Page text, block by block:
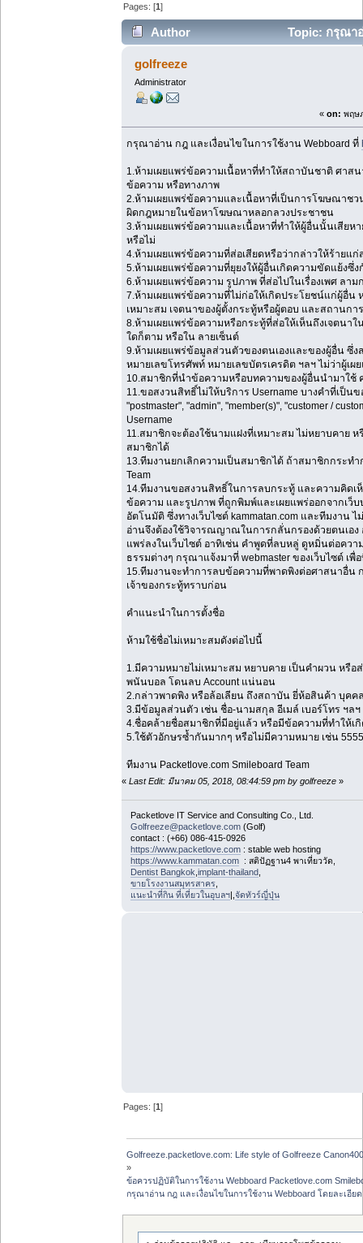
Pages: [1]
Author
Topic: กรุณา
(Read 106895 times)
golfreeze
Administrator
« on: พฤษ
กรุณาอ่าน กฎ และเงื่อนไขในการใช้งาน Webboard ที่
1.ห้ามเผยแพร่ข้อความเนื้อหาที่ทำให้สถาบันชาติ ศาส
ข้อความ หรือทางภาพ
2.ห้ามเผยแพร่ข้อความและเนื้อหาที่เป็นการโฆษณาช
ผิดกฎหมายในข้อหาโฆษณาหลอกลวงประชาชน
3.ห้ามเผยแพร่ข้อความและเนื้อหาที่ทำให้ผู้อื่นนั้นเสียห
หรือไม่
4.ห้ามเผยแพร่ข้อความที่ส่อเสียดหรือว่ากล่าวให้ร้ายแ
5.ห้ามเผยแพร่ข้อความที่ยุยงให้ผู้อื่นเกิดความขัดแย้งซึ่
6.ห้ามเผยแพร่ข้อความ รูปภาพ ที่ส่อไปในเรื่องเพศ ล
7.ห้ามเผยแพร่ข้อความที่ไม่ก่อให้เกิดประโยชน์แก่ผู้อื่
เหมาะสม เจตนาของผู้ตั้งกระทู้หรือผู้ตอบ และสถานก
8.ห้ามเผยแพร่ข้อความหรือกระทู้ที่ส่อให้เห็นถึงเจตน
ใดก็ตาม หรือใน ลายเซ็นต์
9.ห้ามเผยแพร่ข้อมูลส่วนตัวของตนเองและของผู้อื่น ซึ่
หมายเลขโทรศัพท์ หมายเลขบัตรเครดิต ฯลฯ ไม่ว่าผู้เผ
10.สมาชิกที่นำข้อความหรือบทความของผู้อื่นนำมาใช้
11.ขอสงวนสิทธิ์ไม่ให้บริการ Username บางคำที่เป็นข
"postmaster", "admin", "member(s)", "customer /
Username
11.สมาชิกจะต้องใช้นามแฝงที่เหมาะสม ไม่หยาบคาย
สมาชิกได้
13.ทีมงานยกเลิกความเป็นสมาชิกได้ ถ้าสมาชิกกระทำ
Team
14.ทีมงานขอสงวนสิทธิ์ในการลบกระทู้ และความคิดเ
ข้อความ และรูปภาพ ที่ถูกพิมพ์และเผยแพร่ออกจากเ
อัตโนมัติ ซึ่งทางเว็บไซต์ kammatan.com และทีมงาน
อ่านจึงต้องใช้วิจารณญาณในการกลั่นกรองด้วยตนเอง
แพร่ลงในเว็บไซต์ อาทิเช่น คำพูดที่ลบหลู่ ดูหมิ่นต่อคว
ธรรมต่างๆ กรุณาแจ้งมาที่ webmaster ของเว็บไซต์ เ
15.ทีมงานจะทำการลบข้อความที่พาดพิงต่อศาสนาอื่น
เจ้าของกระทู้ทราบก่อน
คำแนะนำในการตั้งชื่อ
ห้ามใช้ชื่อไม่เหมาะสมดังต่อไปนี้
1.มีความหมายไม่เหมาะสม หยาบคาย เป็นคำผวน หรื
พนันบอล โดนลบ Account แน่นอน
2.กล่าวพาดพิง หรือล้อเลียน ถึงสถาบัน ยี่ห้อสินค้า บุคค
3.มีข้อมูลส่วนตัว เช่น ชื่อ-นามสกุล อีเมล์ เบอร์โทร ฯลฯ
4.ชื่อคล้ายชื่อสมาชิกที่มีอยู่แล้ว หรือมีข้อความที่ทำให้เ
5.ใช้ตัวอักษรซ้ำกันมากๆ หรือไม่มีความหมาย เช่น
ทีมงาน Packetlove.com Smileboard Team
« Last Edit: มีนาคม 05, 2018, 08:44:59 pm by golfreeze »
Packetlove IT Service and Consulting Co., Ltd.
Golfreeze@packetlove.com(Golf)
contact : (+66) 086-415-0926
https://www.packetlove.com: stable web hosting
https://www.kammatan.com: สติปัฏฐาน4 พาเที่ยววัด,
Dentist Bangkok implant-thailand,
ขายโรงงานสมุทรสาคร,
แนะนำที่กิน ที่เที่ยวในอุบลฯ|, จัดทัวร์ญี่ปุ่น
Pages: [1]
Golfreeze.packetlove.com: Life style of Golfreeze
»
ข้อควรปฏิบัติในการใช้งาน Webboard Packetlove.com
กรุณาอ่าน กฎ และเงื่อนไขในการใช้งาน Webboard โดยละเอียด